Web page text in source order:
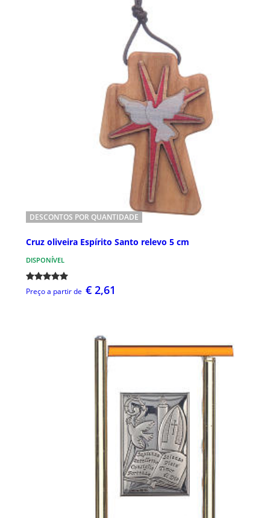
DESCONTOS POR QUANTIDADE
Cruz oliveira Espírito Santo relevo 5 cm
DISPONÍVEL
Preço a partir de € 2,61